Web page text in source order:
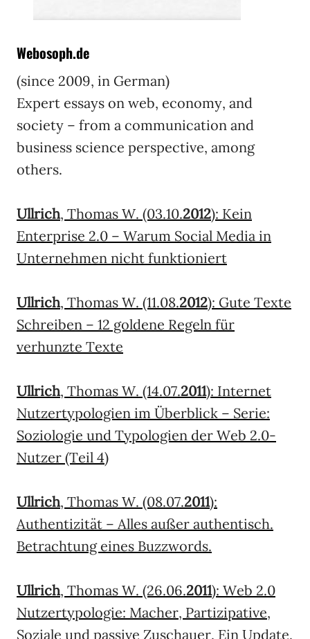
Webosoph.de
(since 2009, in German)
Expert essays on web, economy, and
society – from a communication and
business science perspective, among
others.
Ullrich, Thomas W. (03.10.2012): Kein
Enterprise 2.0 – Warum Social Media in
Unternehmen nicht funktioniert
Ullrich, Thomas W. (11.08.2012): Gute Texte
Schreiben – 12 goldene Regeln für
verhunzte Texte
Ullrich, Thomas W. (14.07.2011): Internet
Nutzertypologien im Überblick – Serie:
Soziologie und Typologien der Web 2.0-
Nutzer (Teil 4)
Ullrich, Thomas W. (08.07.2011):
Authentizität – Alles außer authentisch.
Betrachtung eines Buzzwords.
Ullrich, Thomas W. (26.06.2011): Web 2.0
Nutzertypologie: Macher, Partizipative,
Soziale und passive Zuschauer. Ein Update.